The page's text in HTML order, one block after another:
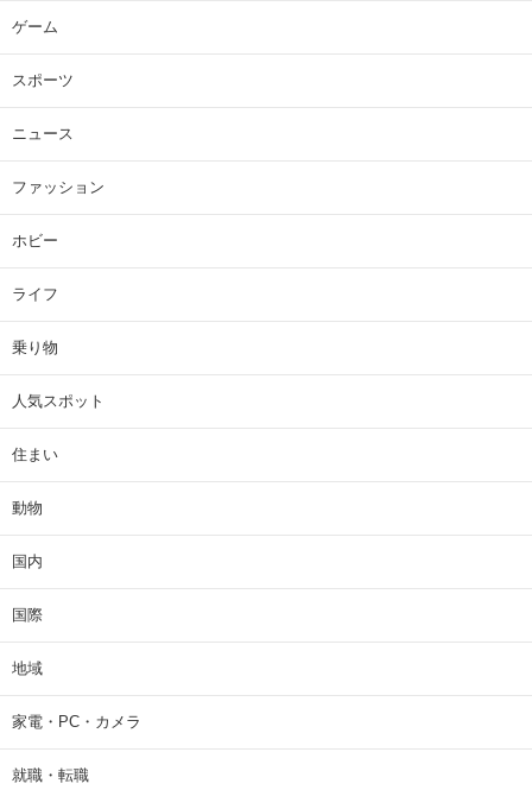
ゲーム
スポーツ
ニュース
ファッション
ホビー
ライフ
乗り物
人気スポット
住まい
動物
国内
国際
地域
家電・PC・カメラ
就職・転職